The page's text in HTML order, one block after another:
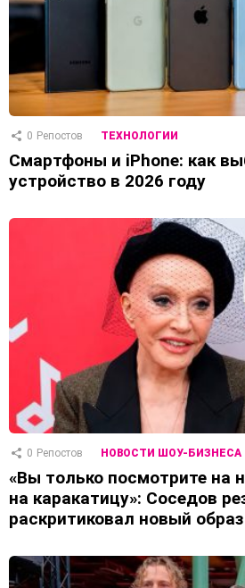
0 Репостов ТЕХНОЛОГИИ
Смартфоны и iPhone: как
устройство в 2026 году
0 Репостов НОВОСТИ ШОУ-БИЗНЕСА
«Вы только посмотрите на
на каракатицу»: Соседов
раскритиковал новый